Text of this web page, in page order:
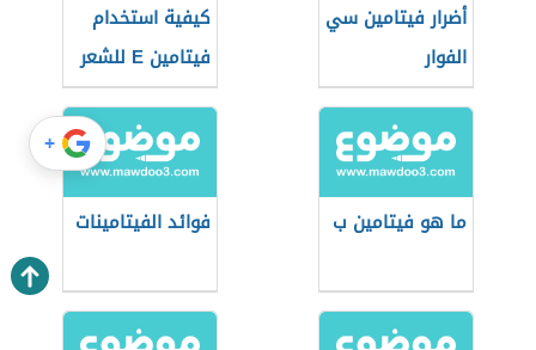
أضرار فيتامين سي
الفوار
كيفية استخدام
فيتامين E للشعر
ما هو فيتامين ب فوائد الفيتامينات
+